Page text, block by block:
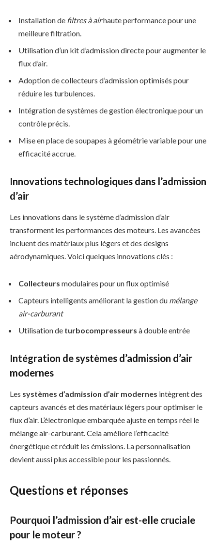
Installation de filtres à airhaute performance pour une
meilleure filtration.
Utilisation d’un kit d’admission directe pour augmenter le
flux d’air.
Adoption de collecteurs d’admission optimisés pour
réduire les turbulences.
Intégration de systèmes de gestion électronique pour un
contrôle précis.
Mise en place de soupapes à géométrie variable pour une
efficacité accrue.
Innovations technologiques dans l’admission
d’air
Les innovations dans le système d’admission d’air
transforment les performances des moteurs. Les avancées
incluent des matériaux plus légers et des designs
aérodynamiques. Voici quelques innovations clés :
Collecteurs modulaires pour un flux optimisé
Capteurs intelligents améliorant la gestion du mélange
air-carburant
Utilisation de turbocompresseurs à double entrée
Intégration de systèmes d’admission d’air
modernes
Les systèmes d’admission d’air modernes intègrent des
capteurs avancés et des matériaux légers pour optimiser le
flux d’air. L’électronique embarquée ajuste en temps réel le
mélange air-carburant. Cela améliore l’efficacité
énergétique et réduit les émissions. La personnalisation
devient aussi plus accessible pour les passionnés.
Questions et réponses
Pourquoi l’admission d’air est-elle cruciale
pour le moteur ?